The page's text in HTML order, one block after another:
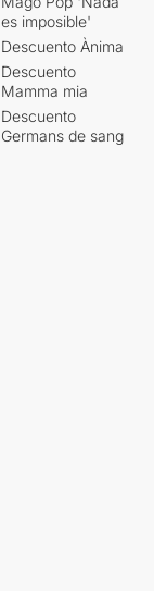
es imposible'
Descuento Ànima
Descuento
Mamma mia
Descuento
Germans de sang